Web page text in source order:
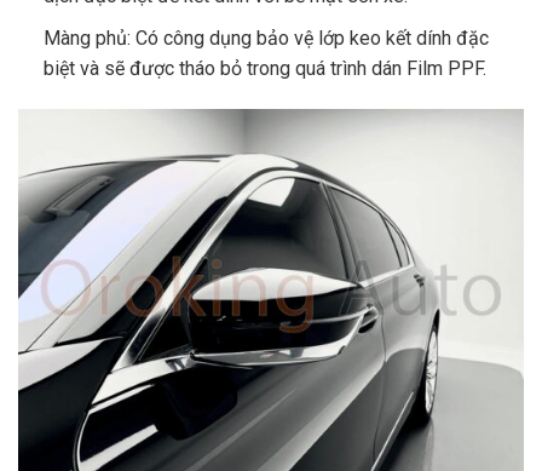
Màng phủ: Có công dụng bảo vệ lớp keo kết dính đặc
biệt và sẽ được tháo bỏ trong quá trình dán Film PPF.